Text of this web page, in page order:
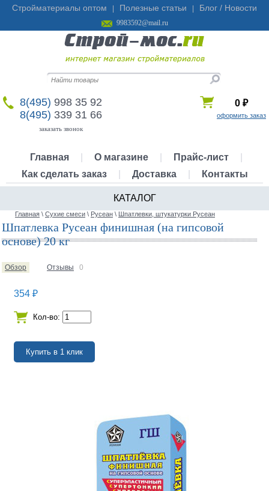
Стройматериалы оптом Полезные статьи Блог / Новости
9983592@mail.ru
8(495) 998 35 92
8(495) 339 31 66
заказать звонок
0 ₽
оформить заказ
Главная О магазине Прайс-лист
Как сделать заказ
Доставка Контакты
КАТАЛОГ
Главная \ Сухие смеси \ Русеан \ Шпатлевки, штукатурки Русеан
Шпатлевка Русеан финишная (на гипсовой
основе) 20 кг
Обзор Отзывы 0
354 ₽
Кол-во: